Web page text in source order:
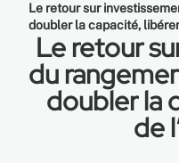
À propos
Centre de design
Blogue
Le retour sur
doubler la capacité, libérer
Le retour
du
doubler la
de